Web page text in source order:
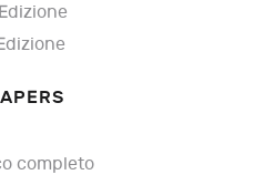
completo